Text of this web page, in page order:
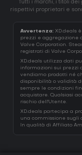
Tutti i marchi, i titoli
rispettivi proprietari e
Avvertenza: XD.deals
prezzi e aggregazione
Valve Corporation.
registrati di Valve
XD.deals utilizza dati
informazioni sui prezzi
vendiamo prodotti né
disponibilità o validità
sempre le condizioni
acquistare. Qualsiasi
rischio dell'Utente.
XD.deals partecipa a
una commissione
In qualità di Affiliato